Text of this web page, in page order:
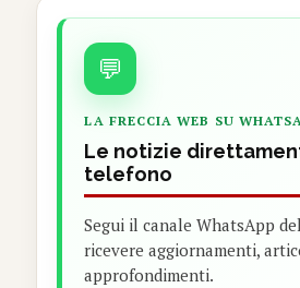
💬
LA FRECCIA WEB SU
Le notizie
telefono
Segui il canale WhatsApp
ricevere aggiornamenti,
approfondimenti.